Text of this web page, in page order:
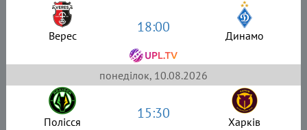
Верес 18:00 Динамо
понеділок, 10.08.2026
Полісся 15:30 Харків